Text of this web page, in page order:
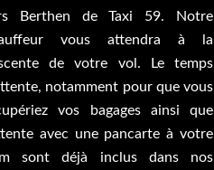
Berthen de Taxi 59. Notre
vous attendra à la
de votre vol. Le temps
notamment pour que vous
vos bagages ainsi que
avec une pancarte à votre
sont déjà inclus dans nos